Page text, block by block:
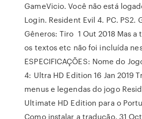
GameVicio. Você não está
Login. Resident Evil 4. PC. PS2.
Gêneros: Tiro 1 Out 2018 Mas a
os textos etc não foi incluída
ESPECIFICAÇÕES: Nome do
4: Ultra HD Edition 16 Jan 2019
menus e legendas do jogo
Ultimate HD Edition para o
Como instalar a tradução. 31